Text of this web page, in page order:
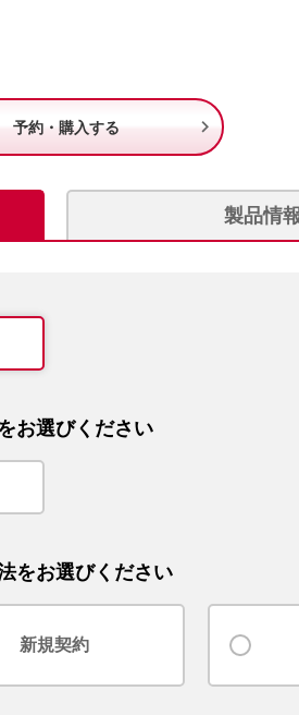
予約・購入する 
製品情
お選びください
をお選びください
新規契約